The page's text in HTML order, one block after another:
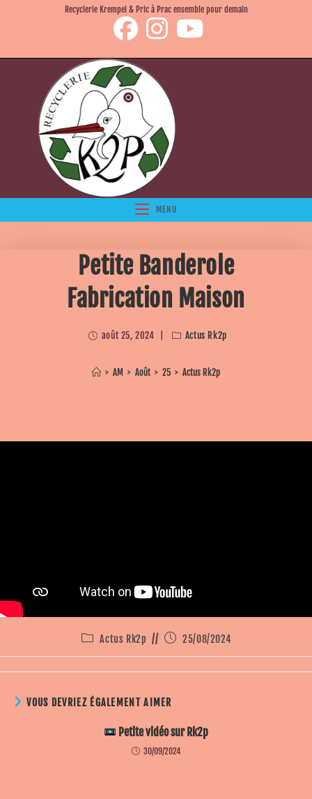
Recyclerie Krempel & Pric à Prac ensemble pour demain
MENU
Petite Banderole
Fabrication Maison
août 25, 2024 Actus Rk2p
> AM > Août > 25 > Actus Rk2p
Actus Rk2p 25/08/2024
VOUS DEVRIEZ ÉGALEMENT AIMER
Petite vidéo sur Rk2p
30/09/2024